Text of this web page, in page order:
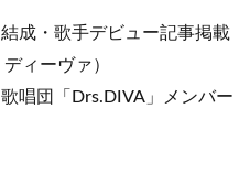
成・歌手デビュー記事掲載
ィーヴァ）
唱団「Drs.DIVA」メンバー